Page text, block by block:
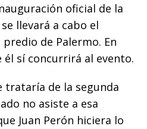
oficial de la
llevará a cabo el
de Palermo. En
sí concurrirá al evento.
trataría de la segunda
no asiste a esa
Juan Perón hiciera lo